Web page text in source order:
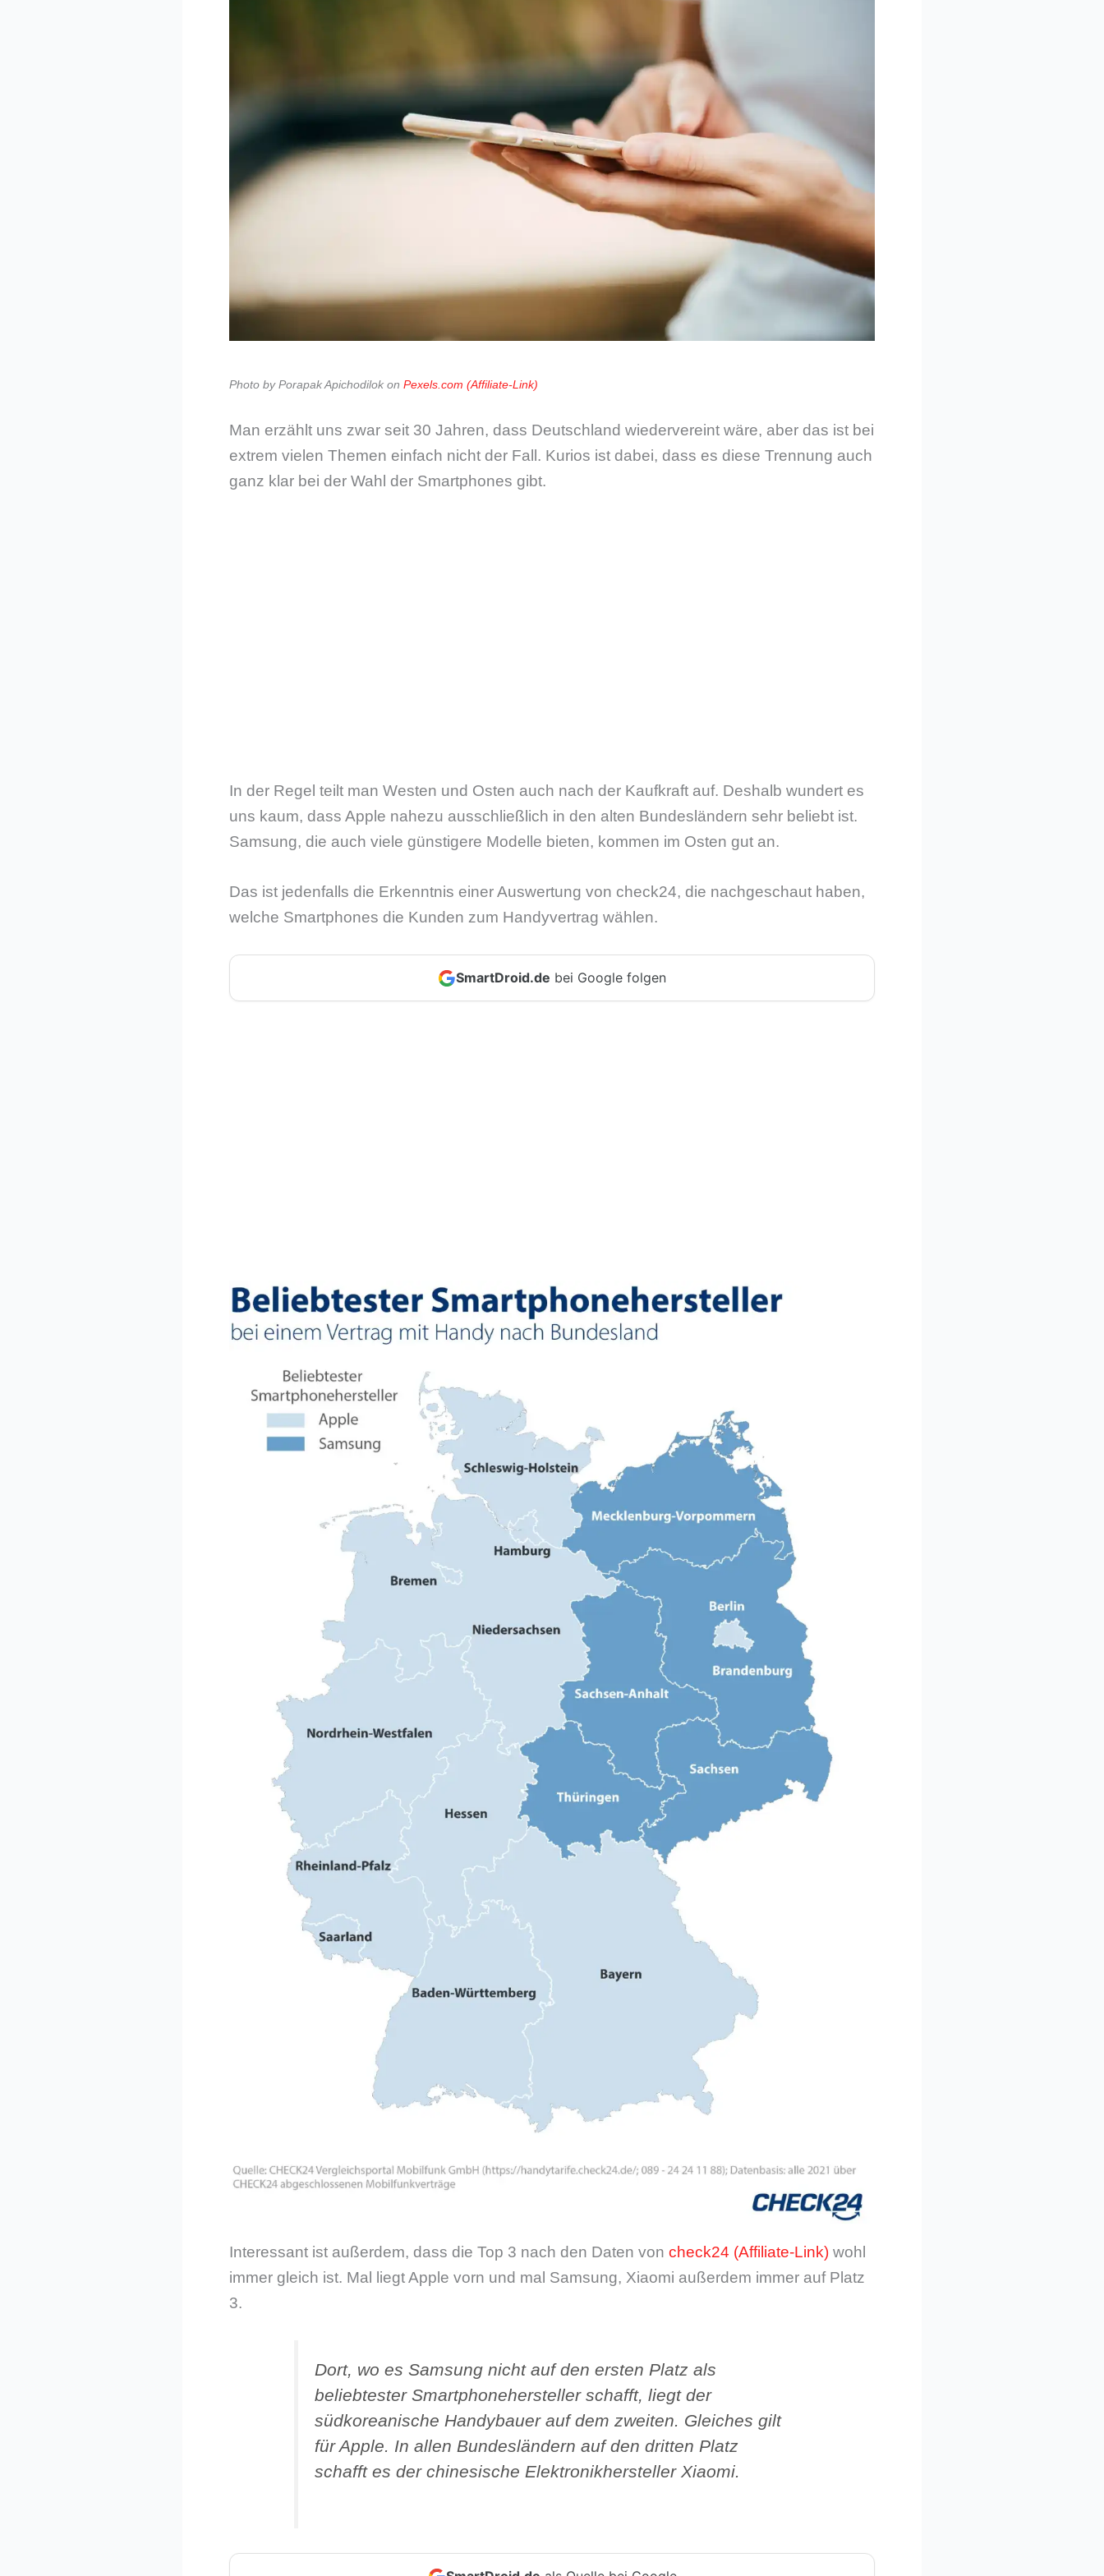
Photo by Porapak Apichodilok on Pexels.com
Man erzählt uns zwar seit 30 Jahren, dass Deutschland wiedervereint wäre, aber das ist bei
extrem vielen Themen einfach nicht der Fall. Kurios ist dabei, dass es diese Trennung auch
ganz klar bei der Wahl der Smartphones gibt.
In der Regel teilt man Westen und Osten auch nach der Kaufkraft auf. Deshalb wundert es
uns kaum, dass Apple nahezu ausschließlich in den alten Bundesländern sehr beliebt ist.
Samsung, die auch viele günstigere Modelle bieten, kommen im Osten gut an.
Das ist jedenfalls die Erkenntnis einer Auswertung von check24, die nachgeschaut haben,
welche Smartphones die Kunden zum Handyvertrag wählen.
SmartDroid.de bei Google folgen
Interessant ist außerdem, dass die Top 3 nach den Daten von check24
wohl
immer gleich ist. Mal liegt Apple vorn und mal Samsung, Xiaomi außerdem immer auf Platz
3.
Dort, wo es Samsung nicht auf den ersten Platz als
beliebtester Smartphonehersteller schafft, liegt der
südkoreanische Handybauer auf dem zweiten. Gleiches gilt
für Apple. In allen Bundesländern auf den dritten Platz
schafft es der chinesische Elektronikhersteller Xiaomi.